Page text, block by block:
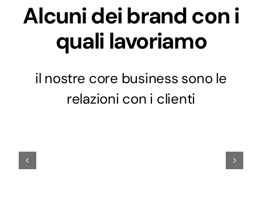
Alcuni dei brand con i
quali lavoriamo
il nostre core business sono le
relazioni con i clienti